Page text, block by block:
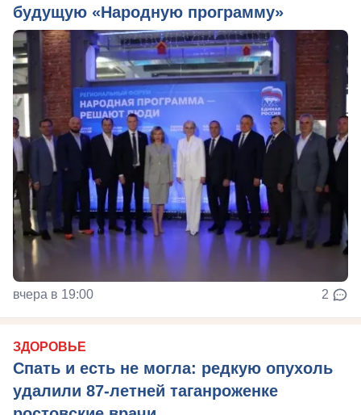
будущую «Народную программу»
вчера в 19:00 2
ЗДОРОВЬЕ
Спать и есть не могла: редкую опухоль
удалили 87-летней таганроженке